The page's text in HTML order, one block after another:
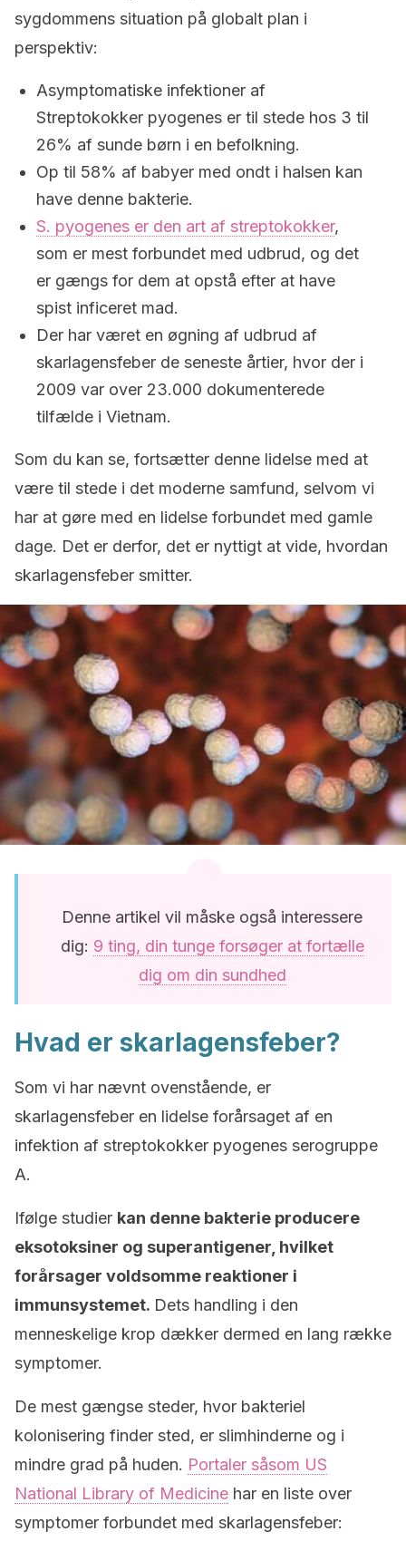
sygdommens situation på globalt plan i
perspektiv:
Asymptomatiske infektioner af
Streptokokker pyogenes er til stede hos 3 til
26% af sunde børn i en befolkning.
Op til 58% af babyer med ondt i halsen kan
have denne bakterie.
S. pyogenes er den art af streptokokker,
som er mest forbundet med udbrud, og det
er gængs for dem at opstå efter at have
spist inficeret mad.
Der har været en øgning af udbrud af
skarlagensfeber de seneste årtier, hvor der i
2009 var over 23.000 dokumenterede
tilfælde i Vietnam.
Som du kan se, fortsætter denne lidelse med at
være til stede i det moderne samfund, selvom vi
har at gøre med en lidelse forbundet med gamle
dage. Det er derfor, det er nyttigt at vide, hvordan
skarlagensfeber smitter.
Denne artikel vil måske også interessere
dig: 9 ting, din tunge forsøger at fortælle
dig om din sundhed
Hvad er skarlagensfeber?
Som vi har nævnt ovenstående, er
skarlagensfeber en lidelse forårsaget af en
infektion af streptokokker pyogenes serogruppe
A.
Ifølge studier kan denne bakterie producere
eksotoksiner og superantigener, hvilket
forårsager voldsomme reaktioner i
immunsystemet. Dets handling i den
menneskelige krop dækker dermed en lang række
symptomer.
De mest gængse steder, hvor bakteriel
kolonisering finder sted, er slimhinderne og i
mindre grad på huden. Portaler såsom US
National Library of Medicine har en liste over
symptomer forbundet med skarlagensfeber: